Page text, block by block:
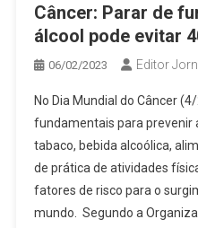
Câncer: Parar de
álcool pode evitar
06/02/2023 Editor
No Dia Mundial do Câncer
fundamentais para prevenir
tabaco, bebida alcoólica,
de prática de atividades
fatores de risco para o
mundo. Segundo a